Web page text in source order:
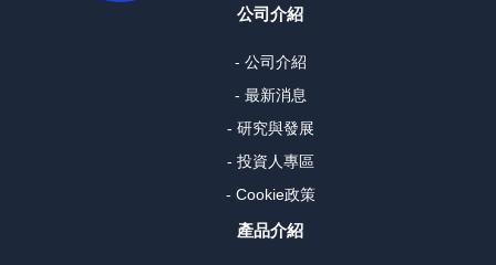
公司介紹
- 公司介紹
- 最新消息
- 研究與發展
- 投資人專區
- Cookie政策
產品介紹